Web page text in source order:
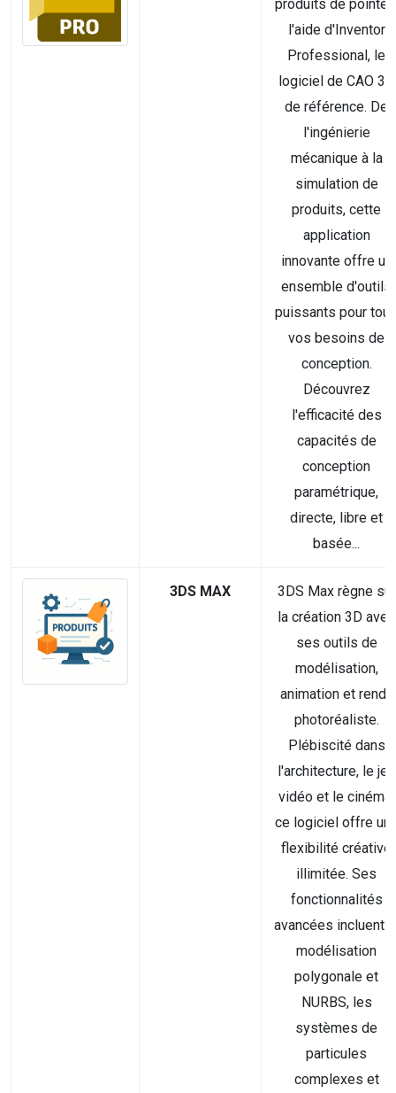
produits de pointe
l'aide d'Inventor
Professional, le
logiciel de CAO 3D
de référence. De
l'ingénierie
mécanique à la
simulation de
produits, cette
application
innovante offre un
ensemble d'outils
puissants pour
vos besoins de
conception.
Découvrez
l'efficacité des
capacités de
conception
paramétrique,
directe, libre et
basée...
3DS MAX
3DS Max règne sur
la création 3D avec
ses outils de
modélisation,
animation et rendu
photoréaliste.
Plébiscité dans
l'architecture, le jeu
vidéo et le cinéma,
ce logiciel offre
flexibilité créative
illimitée. Ses
fonctionnalités
avancées incluent
modélisation
polygonale et
NURBS, les
systèmes de
particules
complexes et